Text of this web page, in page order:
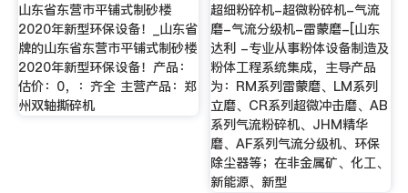
山东省东营市平铺式制砂楼
2020年新型环保设备！_山东省
牌的山东省东营市平铺式制砂楼
2020年新型环保设备！产品：
估价：0，：齐全 主营产品：郑
州双轴撕碎机
超细粉碎机-超微粉碎机-气流
磨-气流分级机-雷蒙磨-[山东
达利 -专业从事粉体设备制造及
粉体工程系统集成，主导产品
为：RM系列雷蒙磨、LM系列
立磨、CR系列超微冲击磨、AB
系列气流粉碎机、JHM精华
磨、AF系列气流分级机、环保
除尘器等；在非金属矿、化工、
新能源、新型